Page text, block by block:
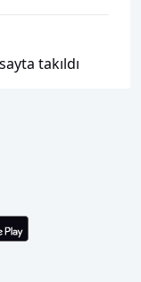
takıldı